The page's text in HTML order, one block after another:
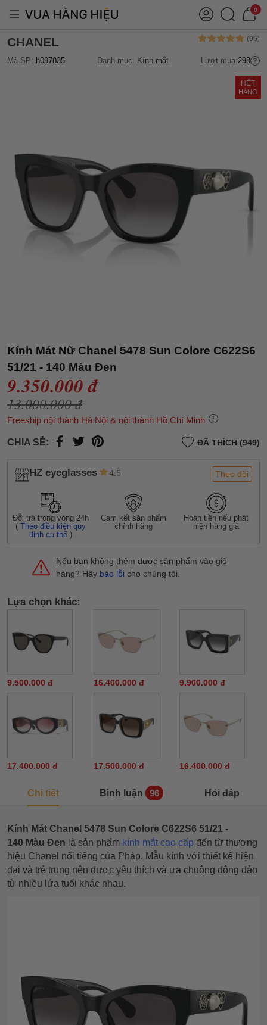
0
CHANEL
Mã SP: h097835 Danh mục: Kính mắt Lượt mua:298
HẾT
HÀNG
Kính Mát Nữ Chanel 5478 Sun Colore C622S6
51/21 - 140 Màu Đen
9.350.000 đ
13.000.000 đ
Freeship nội thành Hà Nội & nội thành Hồ Chí Minh
CHIA SẺ: ĐÃ THÍCH (949)
HZ eyeglasses 4.5 Theo dõi
Đỗi trả trong vòng 24h
(Theo điều kiện quy
định cụ thể )
Cam kết sản phẩm
chính hãng
Hoàn tiền nếu phát
hiện hàng giả
Nếu bạn không thêm được sản phẩm vào giỏ
hàng? Hãy báo lỗi cho chúng tôi.
Lựa chọn khác:
9.500.000 đ 16.400.000 đ 9.900.000 đ
17.400.000 đ 17.500.000 đ 16.400.000 đ
Chi tiết Bình luận 96 Hỏi đáp
Kính Mát Chanel 5478 Sun Colore C622S6 51/21 -
140 Màu Đen là sản phẩm kính mắt cao cấp đến từ thương
hiệu Chanel nổi tiếng của Pháp. Mẫu kính với thiết kế hiện
đại và trẻ trung nên được yêu thích và ưa chuộng đông đảo
từ nhiều lứa tuổi khác nhau.